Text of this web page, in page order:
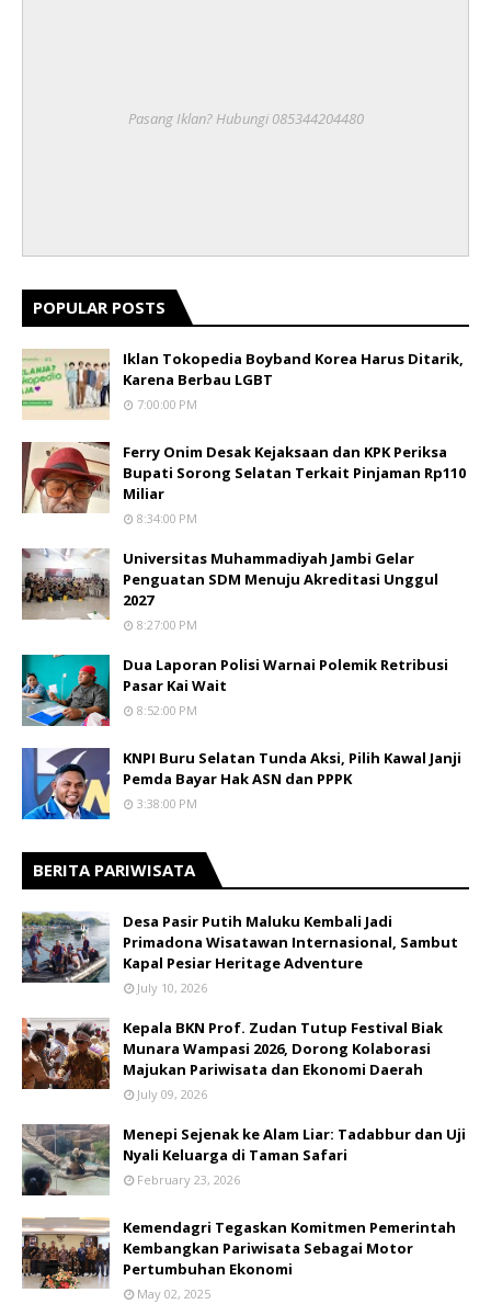
Pasang Iklan? Hubungi 085344204480
POPULAR POSTS
Iklan Tokopedia Boyband Korea Harus Ditarik,
Karena Berbau LGBT
7:00:00 PM
Ferry Onim Desak Kejaksaan dan KPK Periksa
Bupati Sorong Selatan Terkait Pinjaman Rp110
Miliar
8:34:00 PM
Universitas Muhammadiyah Jambi Gelar
Penguatan SDM Menuju Akreditasi Unggul
2027
8:27:00 PM
Dua Laporan Polisi Warnai Polemik Retribusi
Pasar Kai Wait
8:52:00 PM
KNPI Buru Selatan Tunda Aksi, Pilih Kawal Janji
Pemda Bayar Hak ASN dan PPPK
3:38:00 PM
BERITA PARIWISATA
​Desa Pasir Putih Maluku Kembali Jadi
Primadona Wisatawan Internasional, Sambut
Kapal Pesiar Heritage Adventure
July 10, 2026
Kepala BKN Prof. Zudan Tutup Festival Biak
Munara Wampasi 2026, Dorong Kolaborasi
Majukan Pariwisata dan Ekonomi Daerah
July 09, 2026
Menepi Sejenak ke Alam Liar: Tadabbur dan Uji
Nyali Keluarga di Taman Safari
February 23, 2026
Kemendagri Tegaskan Komitmen Pemerintah
Kembangkan Pariwisata Sebagai Motor
Pertumbuhan Ekonomi
May 02, 2025